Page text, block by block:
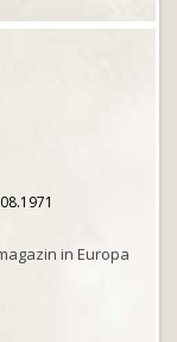
in Europa